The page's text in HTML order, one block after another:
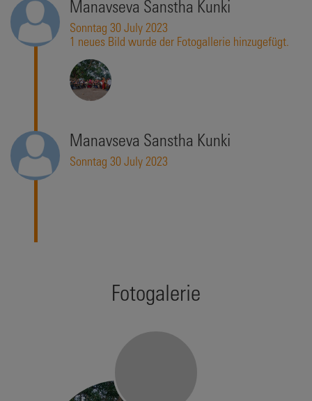
Manavseva Sanstha Kunki
Sonntag 30 July 2023
1 neues Bild wurde der Fotogallerie hinzugefügt.
Manavseva Sanstha Kunki
Sonntag 30 July 2023
Fotogalerie